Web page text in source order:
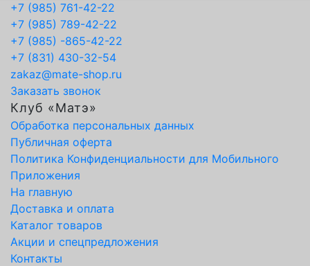
+7 (985) 761-42-22
+7 (985) 789-42-22
+7 (985) -865-42-22
+7 (831) 430-32-54
zakaz@mate-shop.ru
Заказать звонок
Клуб «Матэ»
Обработка персональных данных
Публичная оферта
Политика Конфиденциальности для Мобильного
Приложения
На главную
Доставка и оплата
Каталог товаров
Акции и спецпредложения
Контакты